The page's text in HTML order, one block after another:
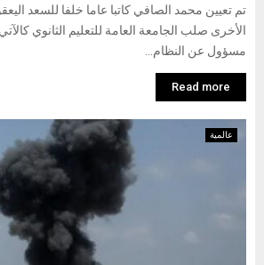
تم تعيين محمد الصافي كاتبا عاما خلفا للسعد
الأخرى صلب الجامعة العامة للتعليم الثانوي
مسؤول عن النظام...
Read more
عالمية